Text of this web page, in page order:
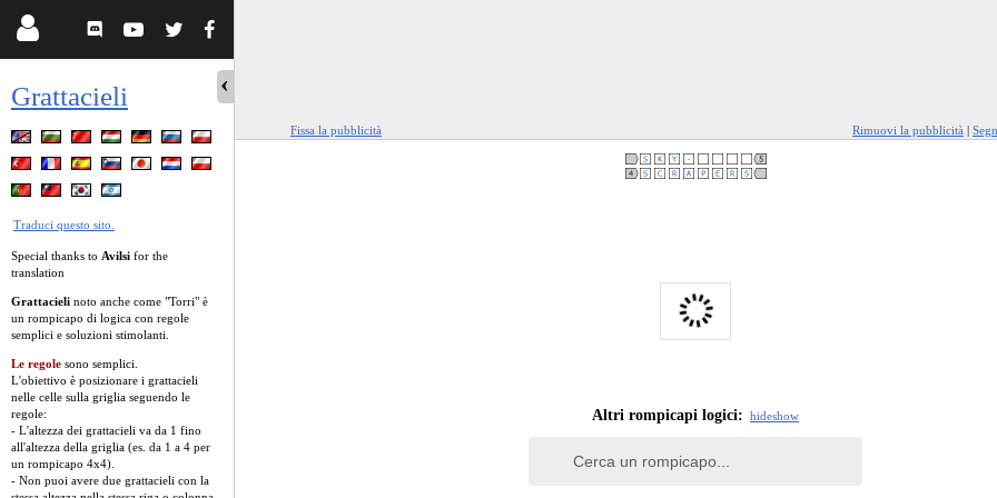
Grattacieli
Traduci questo sito.
Special thanks to Avilsi for the
translation
Grattacieli noto anche come "Torri" è
un rompicapo di logica con regole
semplici e soluzioni stimolanti.
Le regole sono semplici.
L'obiettivo è posizionare i grattacieli
nelle celle sulla griglia seguendo le
regole:
- L'altezza dei grattacieli va da 1 fino
all'altezza della griglia (es. da 1 a 4 per
un rompicapo 4x4).
- Non puoi avere due grattacieli con la
Fissa la pubblicità Rimuovi la pubblicità |
Altri rompicapi logici: hideshow